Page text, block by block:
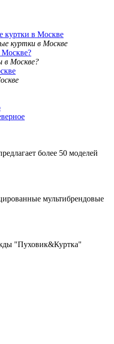
куртки в Москве
Москве?
более 50 моделей
мультибрендовые
"Пуховик&Куртка"